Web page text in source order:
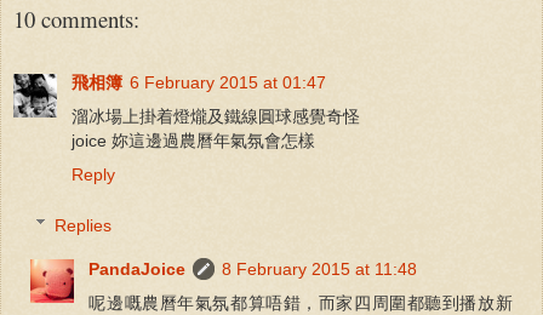
10 comments:
飛相簿 6 February 2015 at 01:47
溜冰場上掛着燈爖及鐵線圓球感覺奇怪
joice 妳這邊過農曆年氣氛會怎樣
Reply
Replies
PandaJoice
8 February 2015 at 11:48
呢邊嘅農曆年氣氛都算唔錯，而家四周圍都聽到播放新